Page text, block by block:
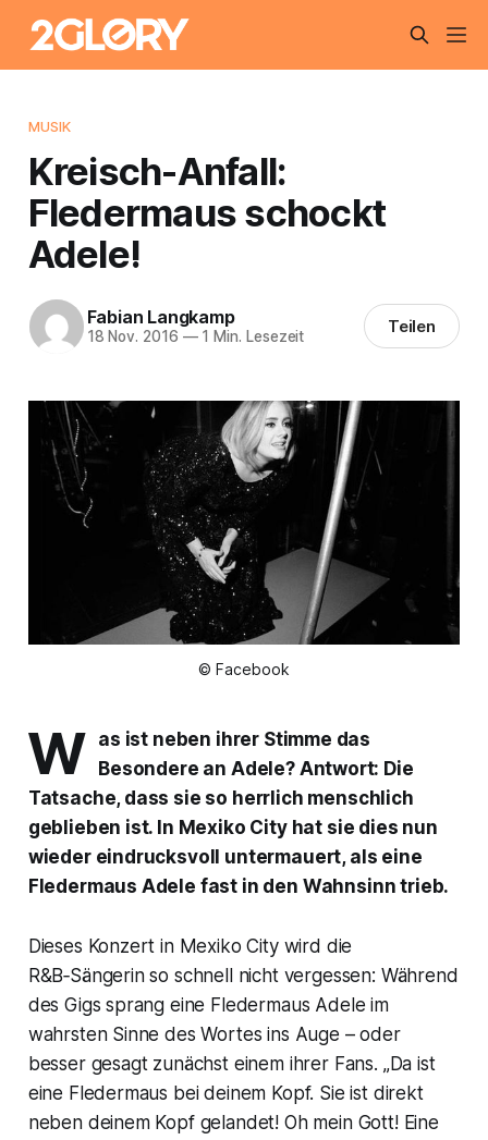
MUSIK
Kreisch-Anfall:
Fledermaus schockt
Adele!
Fabian Langkamp
18 Nov. 2016 —1 Min. Lesezeit Teilen
© Facebook
W as ist neben ihrer Stimme das
Besondere an Adele? Antwort: Die
Tatsache, dass sie so herrlich menschlich
geblieben ist. In Mexiko City hat sie dies nun
wieder eindrucksvoll untermauert, als eine
Fledermaus Adele fast in den Wahnsinn trieb.
Dieses Konzert in Mexiko City wird die
R&B‑Sängerin so schnell nicht vergessen: Während
des Gigs sprang eine Fledermaus Adele im
wahrsten Sinne des Wortes ins Auge – oder
besser gesagt zunächst einem ihrer Fans. „Da ist
eine Fledermaus bei deinem Kopf. Sie ist direkt
neben deinem Kopf gelandet! Oh mein Gott! Eine